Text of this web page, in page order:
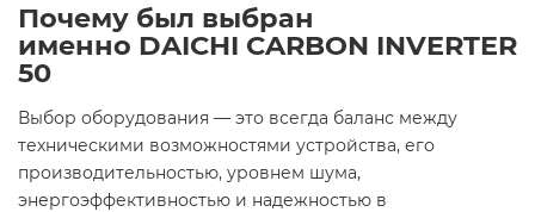
Почему был выбран
именно DAICHI CARBON INVERTER
50
Выбор оборудования — это всегда баланс между
техническими возможностями устройства, его
производительностью, уровнем шума,
энергоэффективностью и надежностью в